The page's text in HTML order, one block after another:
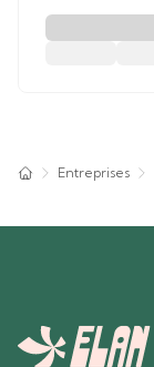
Entreprises